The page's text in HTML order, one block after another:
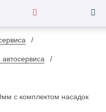
с комплектом насадок